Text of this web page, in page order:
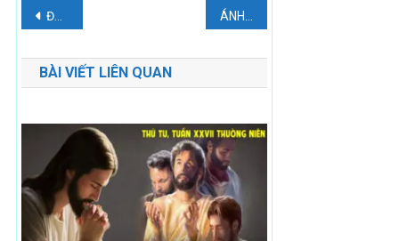
Điều
hướng
bài
viết
Đức Phanxicô: “Chủ nghĩa giáo sĩ trị là roi đòn, là tai họa” ÁNH SÁNG CỦA THƯỢNG HỘI ĐỒNG TRONG BÓNG TỐI CỦA THẾ GIAN
BÀI VIẾT LIÊN QUAN